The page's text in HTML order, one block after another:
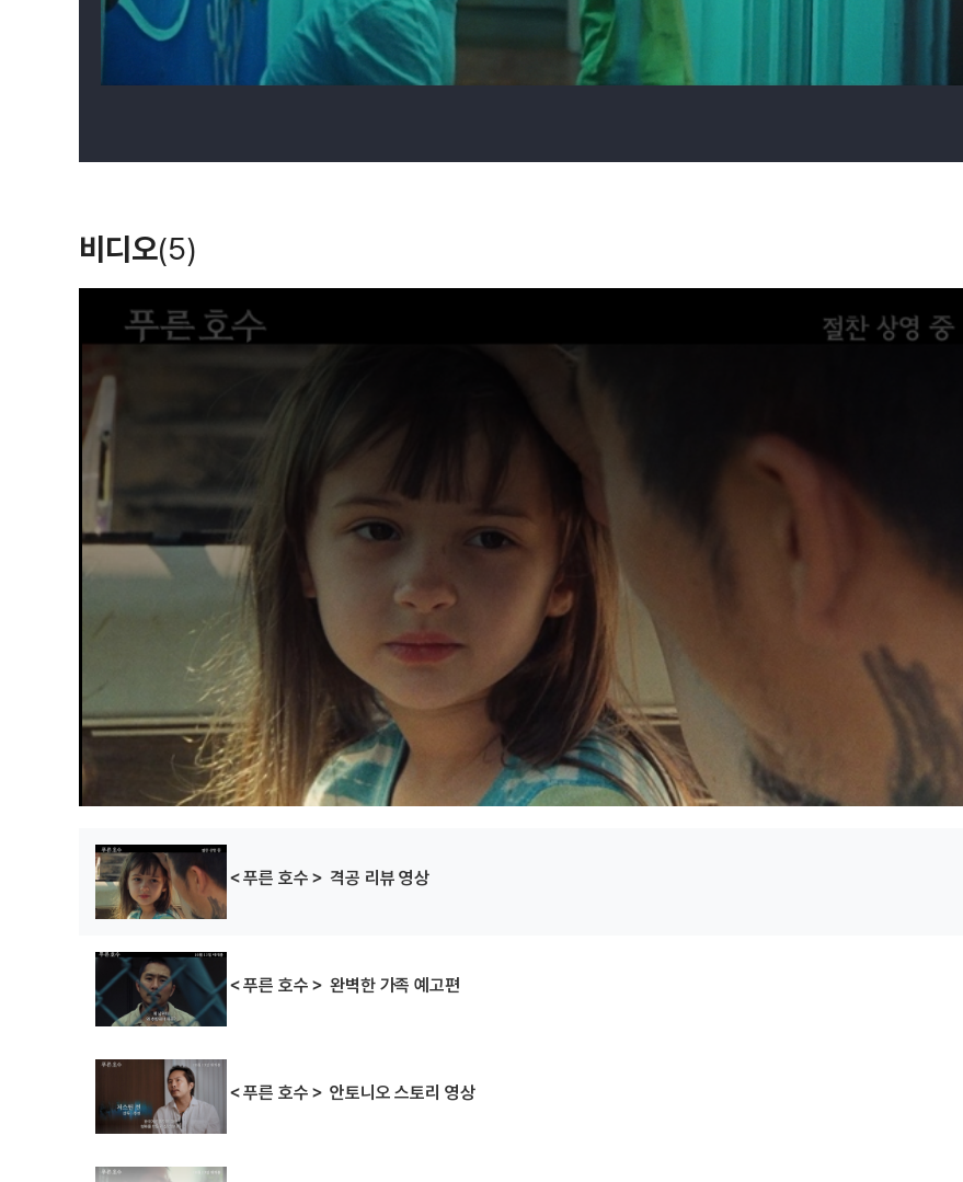
비디오(5)
n
＜푸른 호수＞ 격공 리뷰 영상
＜푸른 호수＞ 완벽한 가족 예고편
＜푸른 호수＞ 안토니오 스토리 영상